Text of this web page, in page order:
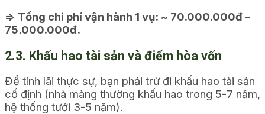
=> Tổng chi phí vận hành 1 vụ: ~ 70.000.000đ –
75.000.000đ.
2.3. Khấu hao tài sản và điểm hòa vốn
Để tính lãi thực sự, bạn phải trừ đi khấu hao tài sản
cố định (nhà màng thường khấu hao trong 5-7 năm,
hệ thống tưới 3-5 năm).